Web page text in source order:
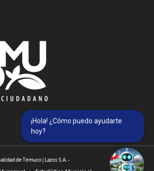
de Temuco | Lazos S.A. -
¡Hola! ¿Cómo puedo ayudarte
hoy?